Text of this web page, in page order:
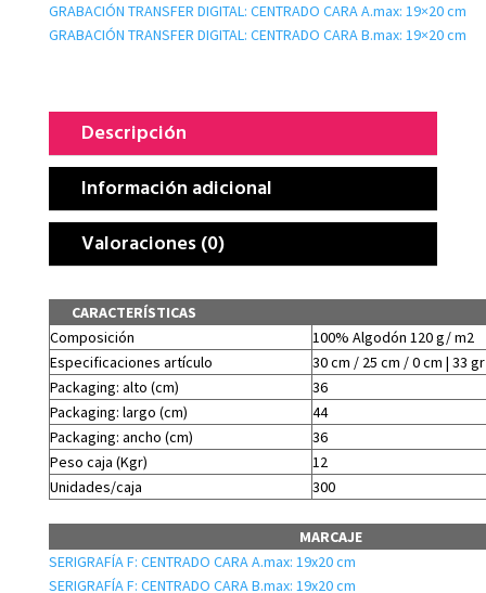
GRABACIÓN TRANSFER DIGITAL: CENTRADO CARA A.max: 19×20 cm
GRABACIÓN TRANSFER DIGITAL: CENTRADO CARA B.max: 19×20 cm
Descripción
Información adicional
Valoraciones (0)
CARACTERÍSTICAS
Composición
100% Algodón 120 g/ m2
Especificaciones artículo
30 cm / 25 cm / 0 cm | 33 gr
Packaging: alto (cm)
36
Packaging: largo (cm)
44
Packaging: ancho (cm)
36
Peso caja (Kgr)
12
Unidades/caja
300
MARCAJE
SERIGRAFÍA F: CENTRADO CARA A.max: 19x20 cm
SERIGRAFÍA F: CENTRADO CARA B.max: 19x20 cm